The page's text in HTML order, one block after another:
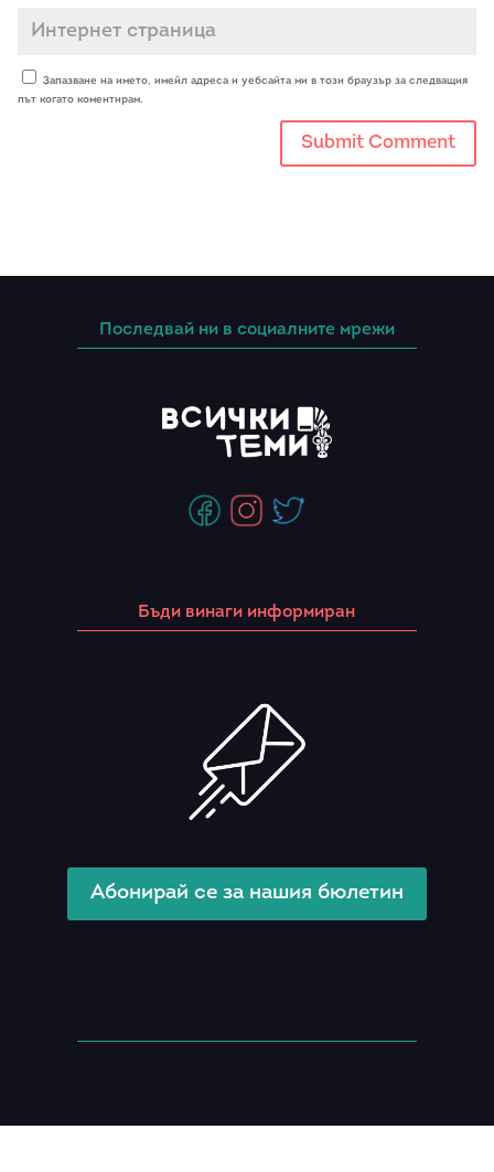
Запазване на името, имейл адреса и уебсайта ми в този браузър за следващия
път когато коментирам.
Последвай ни в социалните мрежи
Бъди винаги информиран
Абонирай се за нашия бюлетин